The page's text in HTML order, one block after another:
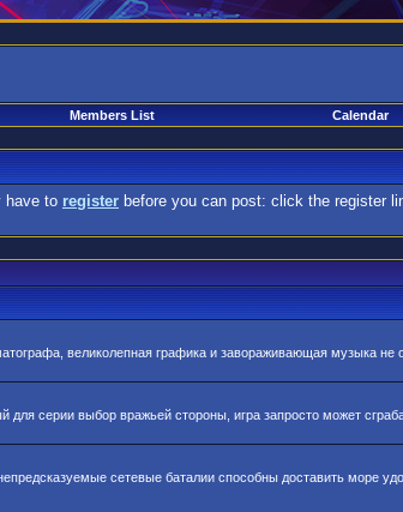
Members List Calendar
have to register before you can post: click the register
великолепная графика и завораживающая музыка не
серии выбор вражьей стороны, игра запросто может
сетевые баталии способны доставить море